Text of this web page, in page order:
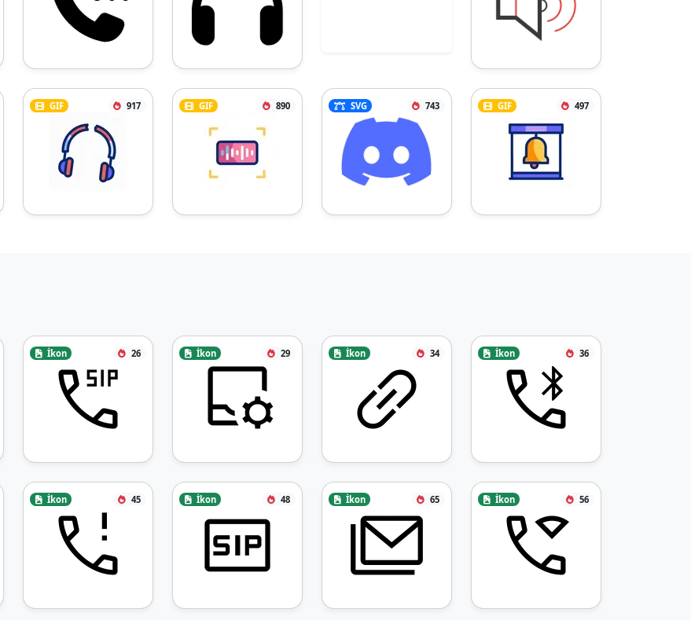
GIF 917 GIF 890 SVG 743 GIF 497
İkon 26 İkon 29 İkon 34 İkon 36
İkon 45 İkon 48 İkon 65 İkon 56